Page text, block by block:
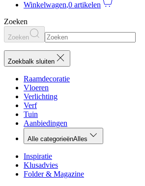
Winkelwagen,0 artikelen
Zoeken
Zoeken
Zoekbalk sluiten
Raamdecoratie
Vloeren
Verlichting
Verf
Tuin
Aanbiedingen
Alle categorieënAlles
Inspiratie
Klusadvies
Folder & Magazine